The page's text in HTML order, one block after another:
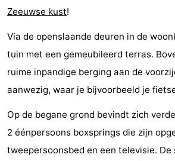
Nieuwvliet-
Bad
Zeebad
-
Zonneweelde
-
Zwinhoeve
Last
minutes
Strand
Zien
&
Bezienswaardigheden
Zeeuwse kust!
Via de openslaande deuren in de
tuin met een gemeubileerd terras.
ruime inpandige berging aan de
aanwezig, waar je bijvoorbeeld je
Op de begane grond bevindt zich
2 éénpersoons boxsprings die zijn
tweepersoonsbed en een televisie. De